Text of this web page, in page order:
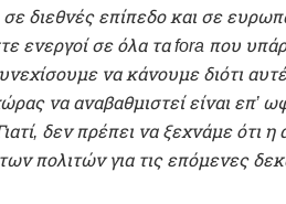
διεθνές επίπεδο και σε
ενεργοί σε όλα τα fora που
να κάνουμε διότι
να αναβαθμιστεί είναι επ’
δεν πρέπει να ξεχνάμε ότι
πολιτών για τις επόμενες